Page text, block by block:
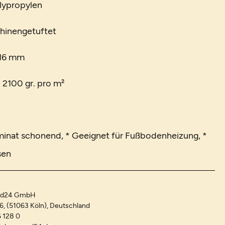
mm
gr. pro m²
schonend, * Geeignet für Fußbodenheizung, *
GmbH
(51063 Köln), Deutschland
128 0